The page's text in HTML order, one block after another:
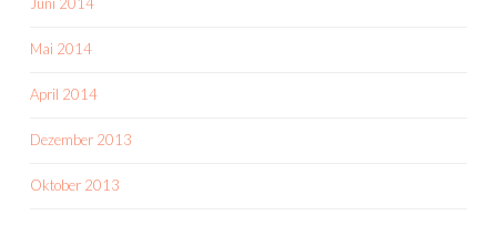
Mai 2014
April 2014
Dezember 2013
Oktober 2013